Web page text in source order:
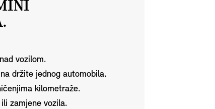
vozilom.
držite jednog automobila.
kilometraže.
zamjene vozila.